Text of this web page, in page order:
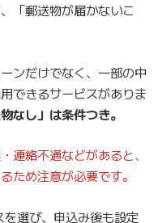
「郵送物が届かないこ
ンだけでなく、一部の中
できるサービスがありま
なし」は条件つき。
連絡不通などがあると、
ため注意が必要です。
選び、申込み後も設定